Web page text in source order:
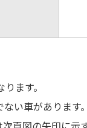
ます。
い車があります。